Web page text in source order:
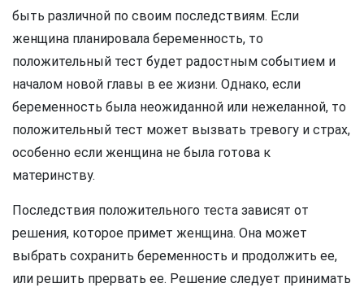
быть различной по своим последствиям. Если
женщина планировала беременность, то
положительный тест будет радостным событием и
началом новой главы в ее жизни. Однако, если
беременность была неожиданной или нежеланной, то
положительный тест может вызвать тревогу и страх,
особенно если женщина не была готова к
материнству.
Последствия положительного теста зависят от
решения, которое примет женщина. Она может
выбрать сохранить беременность и продолжить ее,
или решить прервать ее. Решение следует принимать